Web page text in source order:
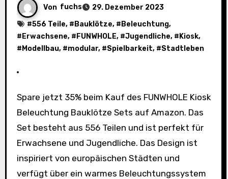
Von fuchs
29. Dezember 2023
#556 Teile, # Bauklötze, # Beleuchtung,
# Erwachsene, # FUNWHOLE, #Jugendliche, # Kiosk,
# Modellbau, #modular, #Spielbarkeit, #Stadtleben
Spare jetzt 35% beim Kauf des FUNWHOLE Kiosk
Beleuchtung Bauklötze Sets auf Amazon. Das
Set besteht aus 556 Teilen und ist perfekt für
Erwachsene und Jugendliche. Das Design ist
inspiriert von europäischen Städten und
verfügt über ein warmes Beleuchtungssystem